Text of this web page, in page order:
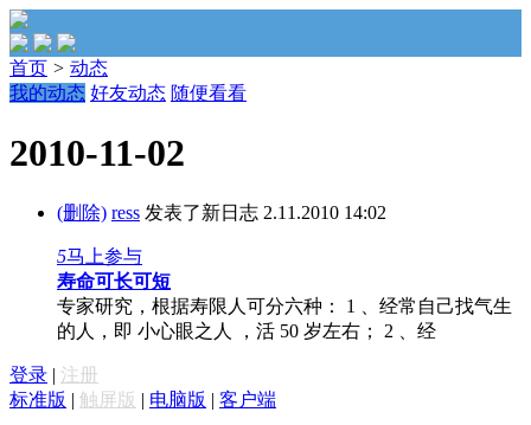
首页 > 动态
我的动态 好友动态 随便看看
2010-11-02
(删除) ress 发表了新日志 2.11.2010 14:02
5马上参与
寿命可长可短
专家研究，根据寿限人可分六种： 1 、经常自己找气生
的人，即 小心眼之人 ，活 50 岁左右； 2 、经
登录 | 注册
标准版 | 触屏版 | 电脑版 | 客户端